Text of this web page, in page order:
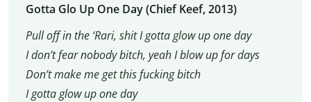
Gotta Glo Up One Day (Chief Keef, 2013)
Pull off in the ‘Rari, shit I gotta glow up one day
I don’t fear nobody bitch, yeah I blow up for days
Don’t make me get this fucking bitch
I gotta glow up one day